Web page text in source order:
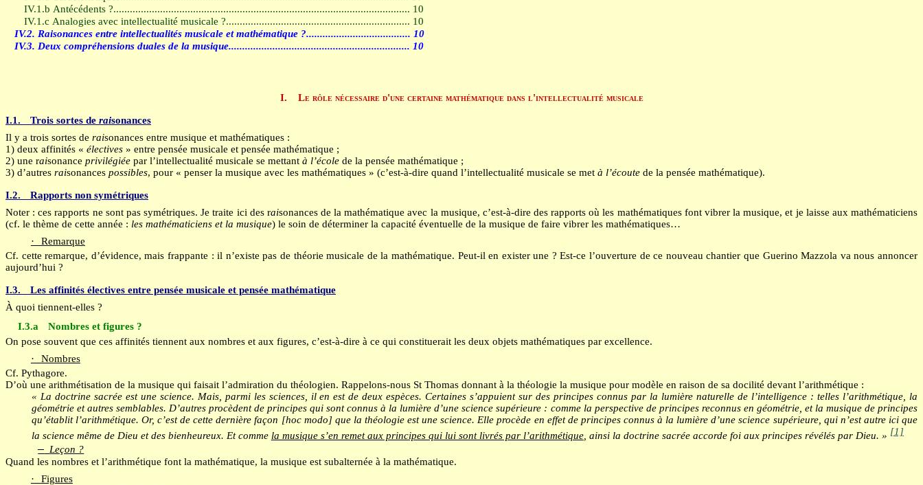
IV.1.b Antécédents ?............................................................................................................ 10
IV.1.c Analogies avec intellectualité musicale ?................................................................... 10
IV.2. Raisonances entre intellectualités musicale et mathématique ?...................................... 10
IV.3. Deux compréhensions duales de la musique.................................................................. 10
I. Le rôle nécessaire d'une certaine mathématique dans l'intellectualité musicale
I.1. Trois sortes de raisonances
Il y a trois sortes de raisonances entre musique et mathématiques :
1) deux affinités « électives » entre pensée musicale et pensée mathématique ;
2) une raisonance privilégiée par l’intellectualité musicale se mettant à l’école de la pensée mathématique ;
3) d’autres raisonances possibles, pour « penser la musique avec les mathématiques » (c’est-à-dire quand l’intellectualité musicale se met à l’écoute de la pensée mathématique).
I.2.
Rapports non symétriques
Noter : ces rapports ne sont pas symétriques. Je traite ici des raisonances de la mathématique avec la musique, c’est-à-dire des rapports où les mathématiques font vibrer la musique, et je laisse aux mathématiciens
(cf. le thème de cette année : les mathématiciens et la musique) le soin de déterminer la capacité éventuelle de la musique de faire vibrer les mathématiques…
·
Remarque
Cf. cette remarque, d’évidence, mais frappante : il n’existe pas de théorie musicale de la mathématique. Peut-il en exister une ? Est-ce l’ouverture de ce nouveau chantier que Guerino Mazzola va nous annoncer
aujourd’hui ?
I.3.
Les affinités électives entre pensée musicale et pensée mathématique
À quoi tiennent-elles ?
I.3.a
Nombres et figures ?
On pose souvent que ces affinités tiennent aux nombres et aux figures, c’est-à-dire à ce qui constituerait les deux objets mathématiques par excellence.
·
Nombres
Cf. Pythagore.
D’où une arithmétisation de la musique qui faisait l’admiration du théologien. Rappelons-nous St Thomas donnant à la théologie la musique pour modèle en raison de sa docilité devant l’arithmétique :
« La doctrine sacrée est une science. Mais, parmi les sciences, il en est de deux espèces. Certaines s’appuient sur des principes connus par la lumière naturelle de l’intelligence : telles l’arithmétique, la
géométrie et autres semblables. D’autres procèdent de principes qui sont connus à la lumière d’une science supérieure : comme la perspective de principes reconnus en géométrie, et la musique de principes
qu’établit l’arithmétique. Or, c’est de cette dernière façon [hoc modo] que la théologie est une science. Elle procède en effet de principes connus à la lumière d’une science supérieure, qui n’est autre ici que
la science même de Dieu et des bienheureux. Et comme la musique s’en remet aux principes qui lui sont livrés par l’arithmétique, ainsi la doctrine sacrée accorde foi aux principes révélés par Dieu. » [1]
— Leçon ?
Quand les nombres et l’arithmétique font la mathématique, la musique est subalternée à la mathématique.
·
Figures